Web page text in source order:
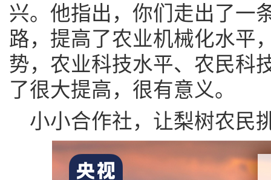
兴。他指出，你们走出了一
路，提高了农业机械化水平
势，农业科技水平、农民科
了很大提高，很有意义。
小小合作社，让梨树农民